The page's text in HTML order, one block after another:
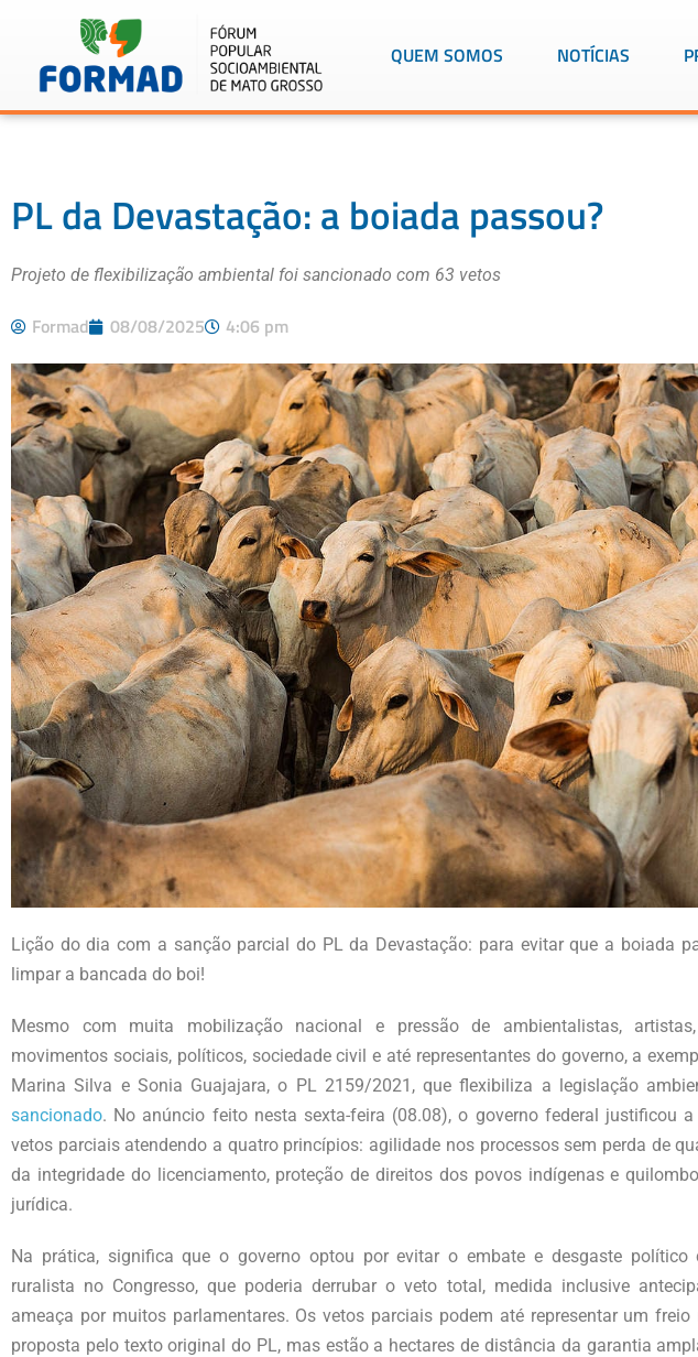
QUEM SOMOS NOTÍCIAS
PL da Devastação: a boiada passou?
Projeto de flexibilização ambiental foi sancionado com 63 vetos
Formad 08/08/2025 4:06 pm
Lição do dia com a sanção parcial do PL da Devastação: para evitar que a boiada
limpar a bancada do boi!
Mesmo com muita mobilização nacional e pressão de ambientalistas, artistas,
movimentos sociais, políticos, sociedade civil e até representantes do governo, a
Marina Silva e Sonia Guajajara, o PL 2159/2021, que flexibiliza a legislação
sancionado. No anúncio feito nesta sexta-feira (08.08), o governo federal justificou
vetos parciais atendendo a quatro princípios: agilidade nos processos sem perda de
da integridade do licenciamento, proteção de direitos dos povos indígenas e
jurídica.
Na prática, significa que o governo optou por evitar o embate e desgaste político
ruralista no Congresso, que poderia derrubar o veto total, medida inclusive
ameaça por muitos parlamentares. Os vetos parciais podem até representar um
proposta pelo texto original do PL, mas estão a hectares de distância da garantia